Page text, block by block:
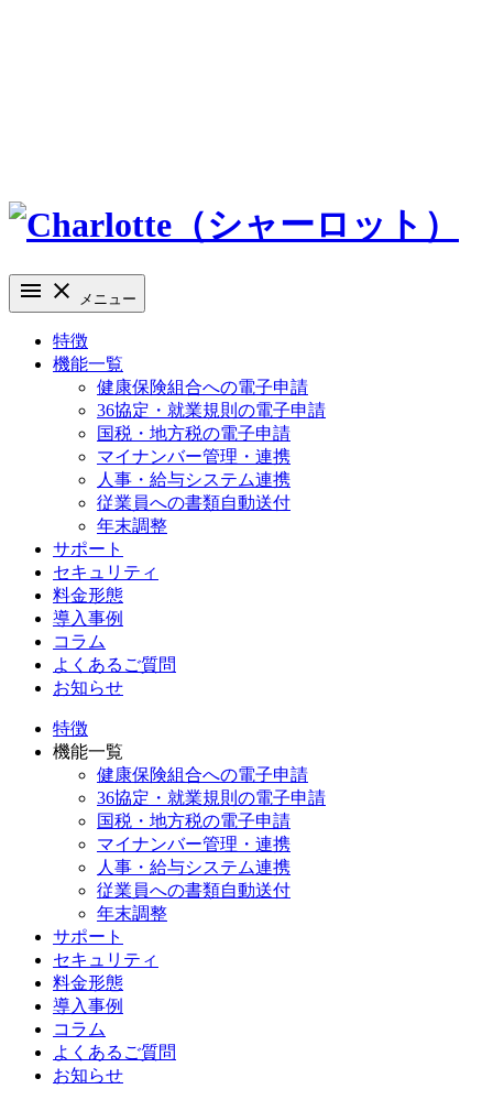
メニュー
特徴
機能一覧
健康保険組合への電子申請
36協定・就業規則の電子申請
国税・地方税の電子申請
マイナンバー管理・連携
人事・給与システム連携
従業員への書類自動送付
年末調整
サポート
セキュリティ
料金形態
導入事例
コラム
よくあるご質問
お知らせ
特徴
機能一覧
健康保険組合への電子申請
36協定・就業規則の電子申請
国税・地方税の電子申請
マイナンバー管理・連携
人事・給与システム連携
従業員への書類自動送付
年末調整
サポート
セキュリティ
料金形態
導入事例
コラム
よくあるご質問
お知らせ